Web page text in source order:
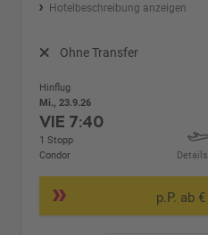
Hotelbeschreibung anzeigen
Ohne Transfer
Hinflug
Mi., 23.9.26
VIE 7:40
1 Stopp
Condor
Details
p.P. ab €